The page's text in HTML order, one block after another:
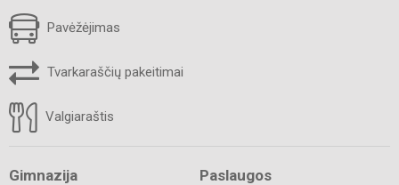
Pavėžėjimas
Tvarkaraščių pakeitimai
Valgiaraštis
Gimnazija Paslaugos